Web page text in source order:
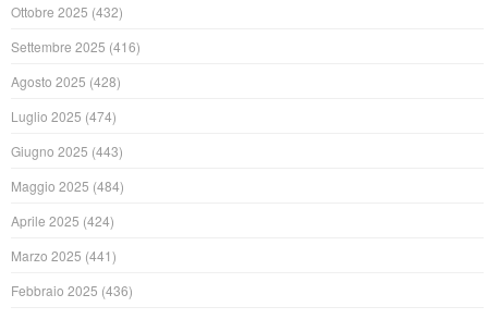
Ottobre 2025 (432)
Settembre 2025 (416)
Agosto 2025 (428)
Luglio 2025 (474)
Giugno 2025 (443)
Maggio 2025 (484)
Aprile 2025 (424)
Marzo 2025 (441)
Febbraio 2025 (436)